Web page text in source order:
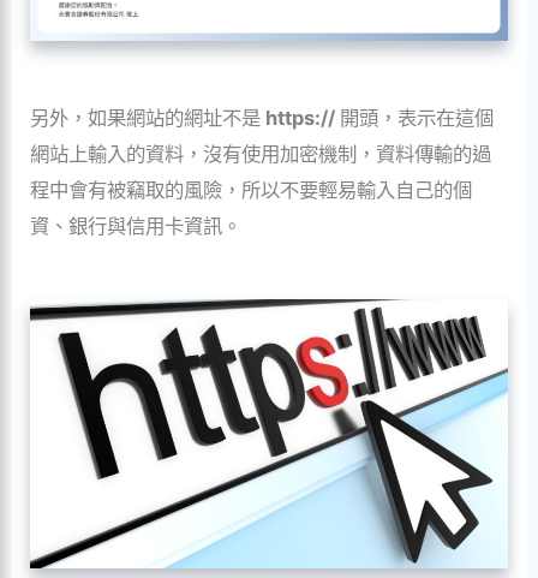
另外，如果網站的網址不是 https:// 開頭，表示在這個
網站上輸入的資料，沒有使用加密機制，資料傳輸的過
程中會有被竊取的風險，所以不要輕易輸入自己的個
資、銀行與信用卡資訊。